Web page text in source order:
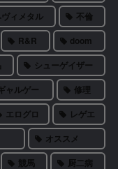
ィメタル
不倫
R&R
doom
シューゲイザー
ャルゲー
修理
エログロ
レゲエ
オススメ
競馬
厨二病